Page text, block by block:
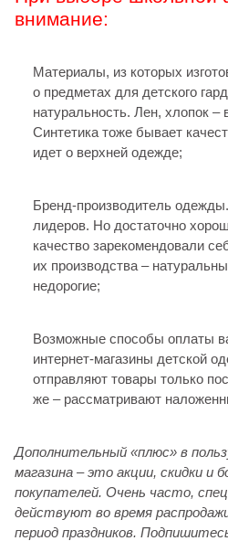
внимание:
Материалы, из которых
о предметах для детского
натуральность. Лен, хлопок
Синтетика тоже бывает
идет о верхней одежде;
Бренд-производитель
лидеров. Но достаточно
качество зарекомендовали
их производства –
недорогие;
Возможные способы оплаты
интернет-магазины детской
отправляют товары только
же – рассматривают
Дополнительный «плюс» в
магазина – это акции, скидки и
покупателей. Очень часто,
действуют во время
период праздников.